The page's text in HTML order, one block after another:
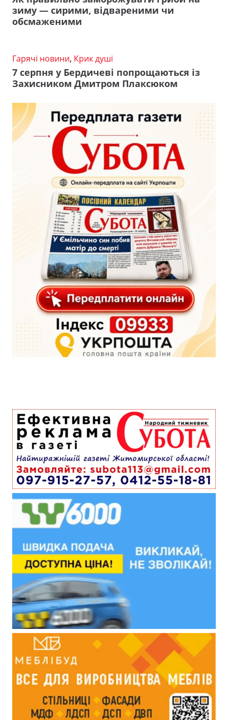
зиму — сирими, відвареними чи
обсмаженими
Гарячі новини, Крик душі
7 серпня у Бердичеві попрощаються із
Захисником Дмитром Плаксюком